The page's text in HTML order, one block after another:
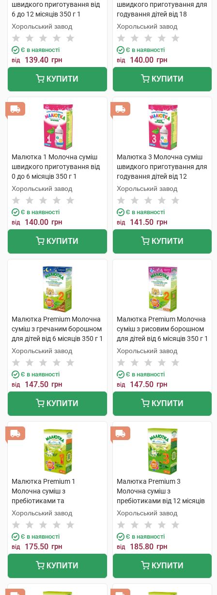
швидкого приготування від
6 до 12 місяців 350 г 1
коробка
Хорольський завод
Є в наявності
від 139.40 грн
КУПИТИ
швидкого приготування для
годування дітей від 18
місяців 350 г 1 коробка
Хорольський завод
Є в наявності
від 140.00 грн
КУПИТИ
Малютка 1 Молочна суміш
швидкого приготування від
0 до 6 місяців 350 г 1
коробка
Хорольський завод
Є в наявності
від 140.00 грн
КУПИТИ
Малютка 3 Молочна суміш
швидкого приготування для
годування дітей від 12
місяців 350 г 1 коробка
Хорольський завод
Є в наявності
від 141.50 грн
КУПИТИ
Малютка Premium Молочна
суміш з гречаним борошном
для дітей від 6 місяців 350 г 1
коробка
Хорольський завод
Є в наявності
від 147.50 грн
КУПИТИ
Малютка Premium Молочна
суміш з рисовим борошном
для дітей від 6 місяців 350 г 1
коробка
Хорольський завод
Є в наявності
від 147.50 грн
КУПИТИ
Малютка Premium 1
Молочна суміш з
пребіотиками та
нуклеотидами від 0 до 6
місяців 350 г 1 коробка
Хорольський завод
Є в наявності
від 175.50 грн
КУПИТИ
Малютка Premium 3
Молочна суміш з
пребіотиками від 12 місяців
350 г 1 коробка
Хорольський завод
Є в наявності
від 185.80 грн
КУПИТИ